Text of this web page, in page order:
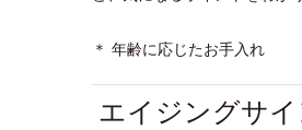
＊ 年齢に応じたお手入れ
エイジングサ